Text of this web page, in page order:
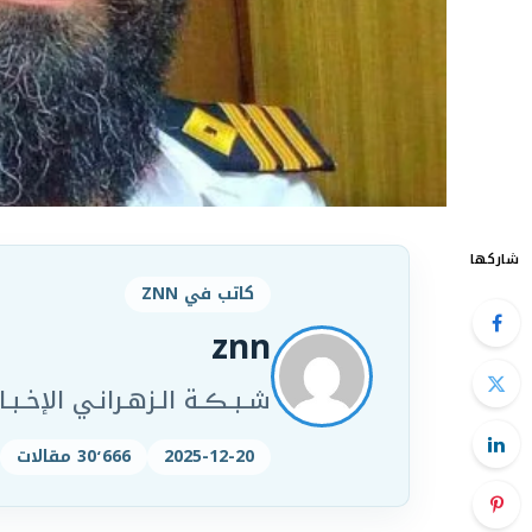
شاركها
كاتب في ZNN
znn
شـبـڪـة الـزهـرانـي
2025-12-20 30٬666 مقالات